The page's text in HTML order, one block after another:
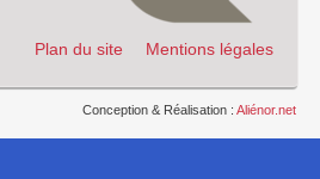
Plan du site Mentions légales
Conception & Réalisation : Aliénor.net